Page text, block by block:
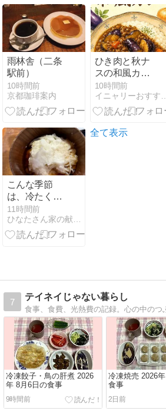
雨林舎（二条
駅前）
10時間前
京都珈琲案内
ひき肉と秋ナ
スの和風カレ
ー｜レシピ＆
作り方
10時間前
こんな季節
は、冷たくし
たお料理が一
番です、山掛
けそうめん他
11時間前
全て表示
7
テイネイじゃない暮らし
食事、食費、光熱費の記録。心の中のつ
冷凍餃子・鳥の肝煮 2026
年 8月6日の食事
9時間前
冷凍焼売 2026
食事
2日前